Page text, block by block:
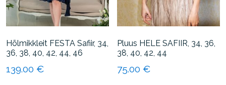
Hõlmikkleit FESTA Safiir, 34,
36, 38, 40, 42, 44, 46
139.00 €
Pluus HELE SAFIIR, 34, 36,
38, 40, 42, 44
75.00 €